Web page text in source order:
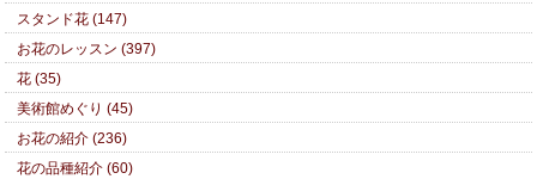
スタンド花 (147)
お花のレッスン (397)
花 (35)
美術館めぐり (45)
お花の紹介 (236)
花の品種紹介 (60)